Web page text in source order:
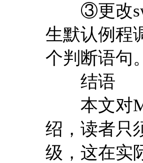
③更改
生默认例程
个判断语句。
结语
本文对
绍，读者只
级，这在实